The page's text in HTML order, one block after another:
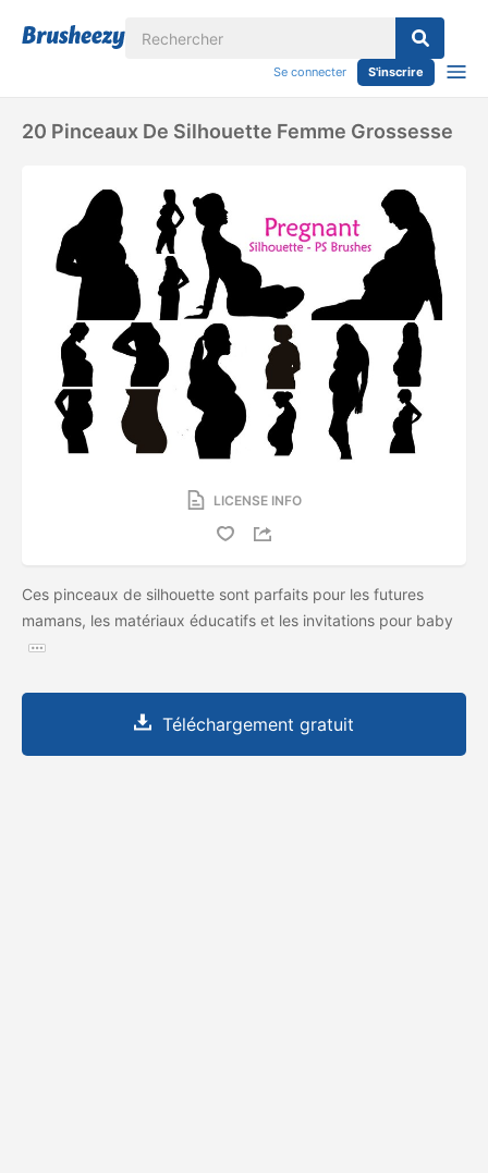
Se connecter S'inscrire
20 Pinceaux De Silhouette Femme Grossesse
LICENSE INFO
Ces pinceaux de silhouette sont parfaits pour les futures
mamans, les matériaux éducatifs et les invitations pour baby
Téléchargement gratuit